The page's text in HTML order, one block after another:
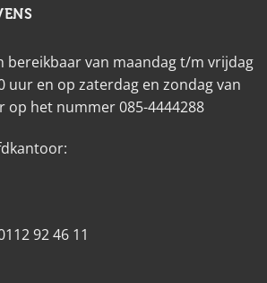
bereikbaar van maandag t/m vrijdag
uur en op zaterdag en zondag van
op het nummer 085-4444288
92 46 11